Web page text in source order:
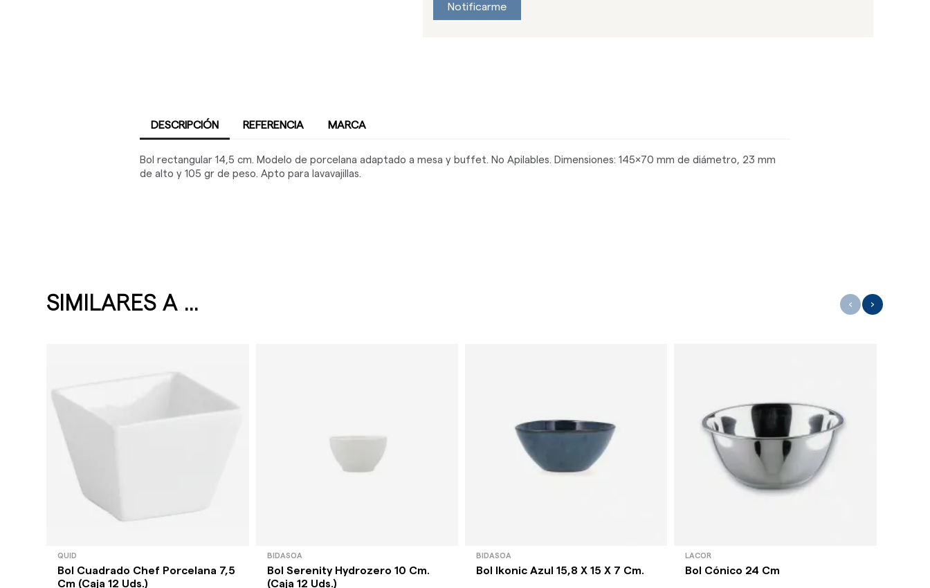
Notificarme
DESCRIPCIÓN REFERENCIA MARCA
Bol rectangular 14,5 cm. Modelo de porcelana adaptado a mesa y buffet. No Apilables. Dimensiones: 145x70 mm de diámetro, 23 mm
de alto y 105 gr de peso. Apto para lavavajillas.
SIMILARES A ...
QUID
Bol Cuadrado Chef Porcelana 7,5
Cm (Caja 12 Uds.)
BIDASOA
Bol Serenity Hydrozero 10 Cm.
(Caja 12 Uds.)
BIDASOA
Bol Ikonic Azul 15,8 X 15 X 7 Cm.
LACOR
Bol Cónico 24 Cm
‹ ›